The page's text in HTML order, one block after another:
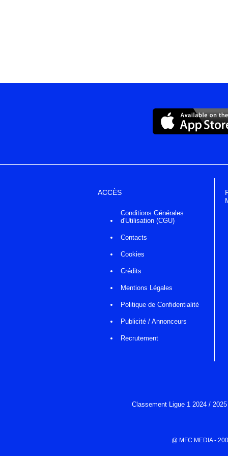
ACCÈS
Conditions Générales
d'Utilisation (CGU)
Contacts
Cookies
Crédits
Mentions Légales
Politique de Confidentialité
Publicité / Annonceurs
Recrutement
Classement Ligue 1 2024 / 2025
@ MFC MEDIA -